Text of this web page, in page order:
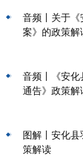
音频丨关于
案》的政策解
音频丨《安
通告》政策解
图解丨安化
策解读